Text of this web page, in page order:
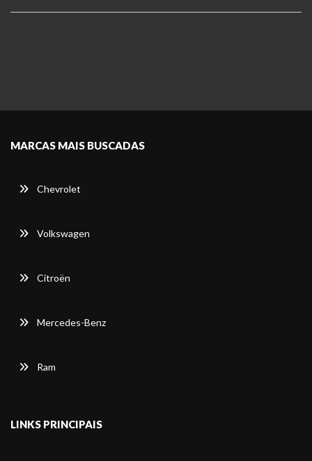
MARCAS MAIS BUSCADAS
Chevrolet
Volkswagen
Citroën
Mercedes-Benz
Ram
LINKS PRINCIPAIS